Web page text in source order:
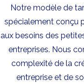
Notre modèle de
spécialement conçu
aux besoins des
entreprises. Nous
complexité de la
entreprise et de